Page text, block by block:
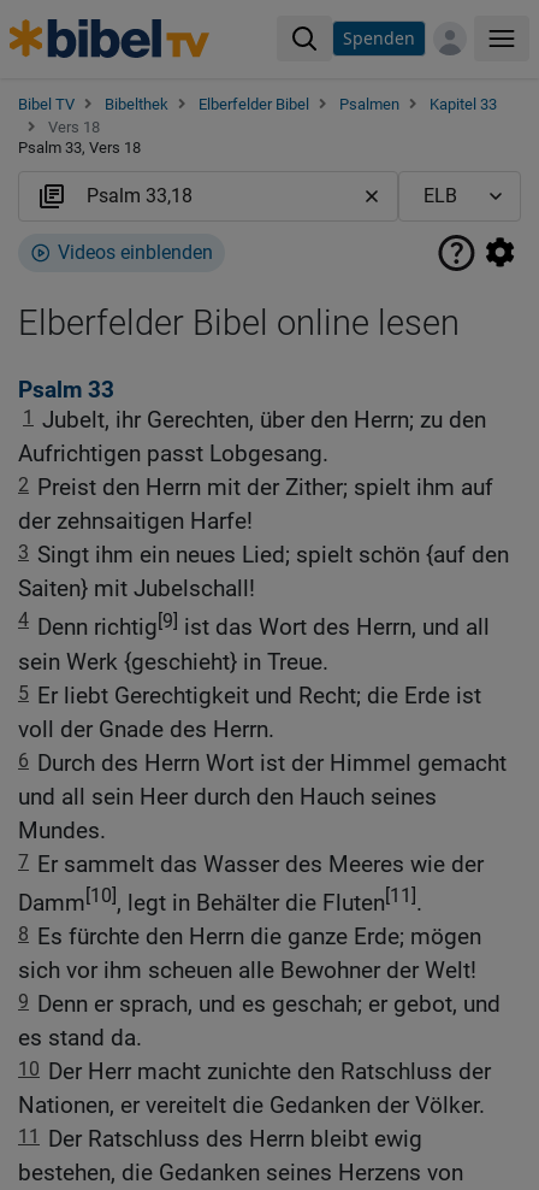
Spenden
Bibel TV Bibelthek Elberfelder Bibel Psalmen
Kapitel 33
Vers 18
Psalm 33, Vers 18
Videos einblenden
Elberfelder Bibel online lesen
Psalm 33
1 Jubelt, ihr Gerechten, über den Herrn; zu den
Aufrichtigen passt Lobgesang.
2 Preist den Herrn mit der Zither; spielt ihm auf
der zehnsaitigen Harfe!
3 Singt ihm ein neues Lied; spielt schön {auf den
Saiten} mit Jubelschall!
4 Denn richtig[9] ist das Wort des Herrn, und all
sein Werk {geschieht} in Treue.
5 Er liebt Gerechtigkeit und Recht; die Erde ist
voll der Gnade des Herrn.
6 Durch des Herrn Wort ist der Himmel gemacht
und all sein Heer durch den Hauch seines
Mundes.
7 Er sammelt das Wasser des Meeres wie der
Damm[10], legt in Behälter die Fluten[11].
8 Es fürchte den Herrn die ganze Erde; mögen
sich vor ihm scheuen alle Bewohner der Welt!
9 Denn er sprach, und es geschah; er gebot, und
es stand da.
10 Der Herr macht zunichte den Ratschluss der
Nationen, er vereitelt die Gedanken der Völker.
11 Der Ratschluss des Herrn bleibt ewig
bestehen, die Gedanken seines Herzens von